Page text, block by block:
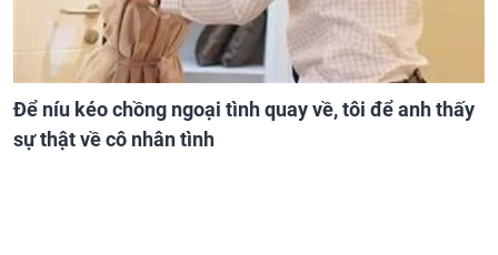
Để níu kéo chồng ngoại tình quay về, tôi để anh thấy
sự thật về cô nhân tình